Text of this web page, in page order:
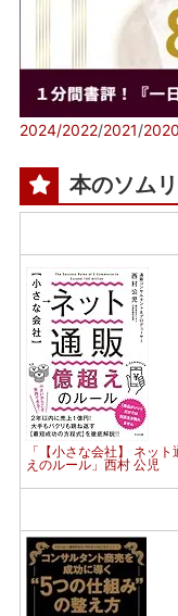
2024/2022/2021/2020
本のソム
「【小さな会社】 ネット
えのルール」西村 公児